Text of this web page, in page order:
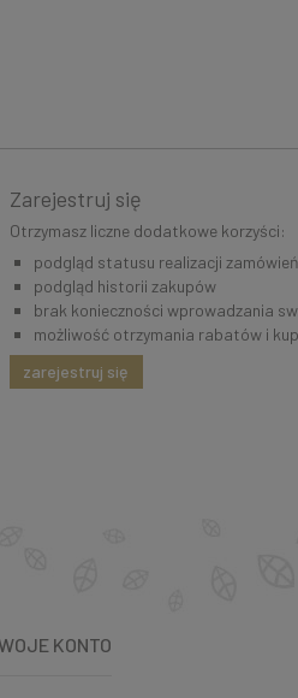
Zarejestruj się
Otrzymasz liczne dodatkowe korzyści:
podgląd statusu realizacji zamówień
podgląd historii zakupów
brak konieczności wprowadzania
możliwość otrzymania rabatów i
zarejestruj się
KONTO